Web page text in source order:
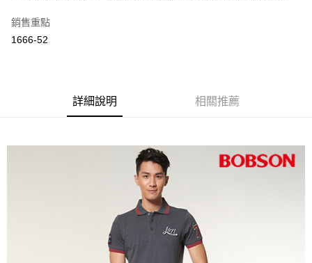
銷售重點
1666-52
詳細說明 相關推薦